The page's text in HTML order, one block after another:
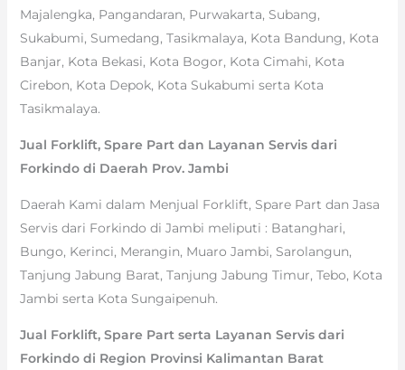
Majalengka, Pangandaran, Purwakarta, Subang,
Sukabumi, Sumedang, Tasikmalaya, Kota Bandung, Kota
Banjar, Kota Bekasi, Kota Bogor, Kota Cimahi, Kota
Cirebon, Kota Depok, Kota Sukabumi serta Kota
Tasikmalaya.
Jual Forklift, Spare Part dan Layanan Servis dari
Forkindo di Daerah Prov. Jambi
Daerah Kami dalam Menjual Forklift, Spare Part dan Jasa
Servis dari Forkindo di Jambi meliputi : Batanghari,
Bungo, Kerinci, Merangin, Muaro Jambi, Sarolangun,
Tanjung Jabung Barat, Tanjung Jabung Timur, Tebo, Kota
Jambi serta Kota Sungaipenuh.
Jual Forklift, Spare Part serta Layanan Servis dari
Forkindo di Region Provinsi Kalimantan Barat